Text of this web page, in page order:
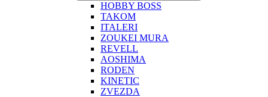
HOBBY BOSS
TAKOM
ITALERI
ZOUKEI MURA
REVELL
AOSHIMA
RODEN
KINETIC
ZVEZDA